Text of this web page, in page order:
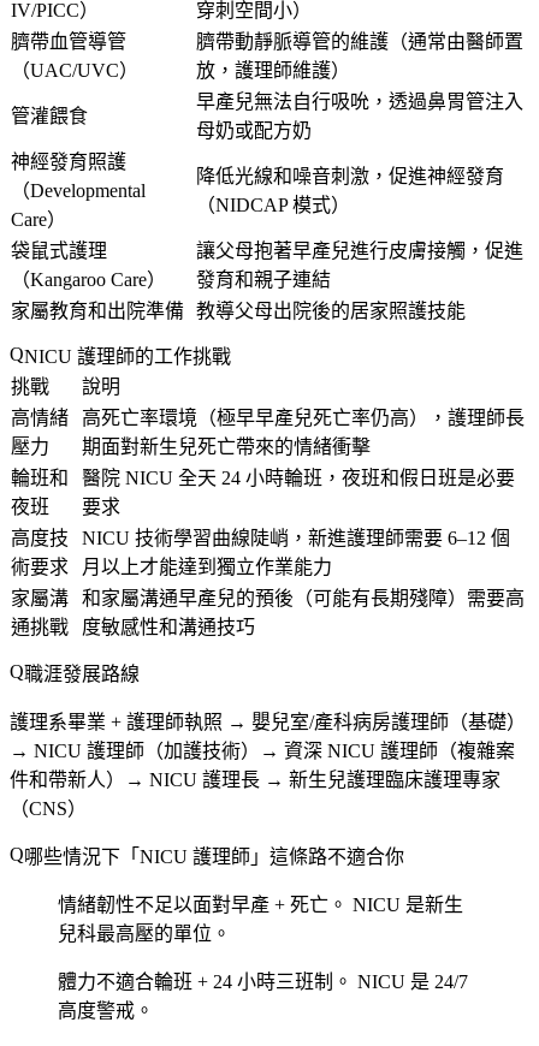
IV/PICC）
穿刺空間小）
臍帶血管導管
（UAC/UVC）
臍帶動靜脈導管的維護（通常由醫師置
放，護理師維護）
管灌餵食
早產兒無法自行吸吮，透過鼻胃管注入
母奶或配方奶
神經發育照護
（Developmental
Care）
降低光線和噪音刺激，促進神經發育
（NIDCAP 模式）
袋鼠式護理
（Kangaroo Care）
讓父母抱著早產兒進行皮膚接觸，促進
發育和親子連結
家屬教育和出院準備 教導父母出院後的居家照護技能
NICU 護理師的工作挑戰
挑戰
說明
高情緒
壓力
高死亡率環境（極早早產兒死亡率仍高），護理師長
期面對新生兒死亡帶來的情緒衝擊
輪班和
夜班
醫院 NICU 全天 24 小時輪班，夜班和假日班是必要
要求
高度技
術要求
NICU 技術學習曲線陡峭，新進護理師需要 6–12 個
月以上才能達到獨立作業能力
家屬溝
通挑戰
和家屬溝通早產兒的預後（可能有長期殘障）需要高
度敏感性和溝通技巧
職涯發展路線
護理系畢業 + 護理師執照 → 嬰兒室/產科病房護理師（基礎）
→ NICU 護理師（加護技術）→ 資深 NICU 護理師（複雜案
件和帶新人）→ NICU 護理長 → 新生兒護理臨床護理專家
（CNS）
哪些情況下「NICU 護理師」這條路不適合你
情緒韌性不足以面對早產 + 死亡。 NICU 是新生
兒科最高壓的單位。
體力不適合輪班 + 24 小時三班制。 NICU 是 24/7
高度警戒。